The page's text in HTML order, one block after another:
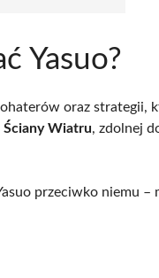
Yasuo?
oraz strategii,
Ściany Wiatru, zdolnej
przeciwko niemu